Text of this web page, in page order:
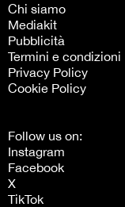
Chi siamo
Mediakit
Pubblicità
Termini e condizioni
Privacy Policy
Cookie Policy
Follow us on:
Instagram
Facebook
X
TikTok